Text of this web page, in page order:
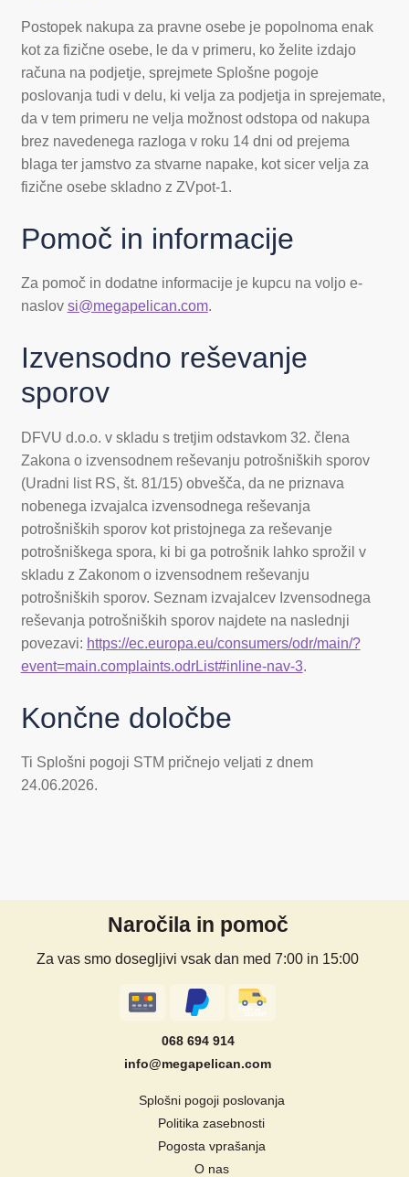
Postopek nakupa za pravne osebe je popolnoma enak
kot za fizične osebe, le da v primeru, ko želite izdajo
računa na podjetje, sprejmete Splošne pogoje
poslovanja tudi v delu, ki velja za podjetja in sprejemate,
da v tem primeru ne velja možnost odstopa od nakupa
brez navedenega razloga v roku 14 dni od prejema
blaga ter jamstvo za stvarne napake, kot sicer velja za
fizične osebe skladno z ZVpot-1.
Pomoč in informacije
Za pomoč in dodatne informacije je kupcu na voljo e-
naslov si@megapelican.com.
Izvensodno reševanje
sporov
DFVU d.o.o. v skladu s tretjim odstavkom 32. člena
Zakona o izvensodnem reševanju potrošniških sporov
(Uradni list RS, št. 81/15) obvešča, da ne priznava
nobenega izvajalca izvensodnega reševanja
potrošniških sporov kot pristojnega za reševanje
potrošniškega spora, ki bi ga potrošnik lahko sprožil v
skladu z Zakonom o izvensodnem reševanju
potrošniških sporov. Seznam izvajalcev Izvensodnega
reševanja potrošniških sporov najdete na naslednji
povezavi: https://ec.europa.eu/consumers/odr/main/?
event=main.complaints.odrList#inline-nav-3.
Končne določbe
Ti Splošni pogoji STM pričnejo veljati z dnem
24.06.2026.
Naročila in pomoč
Za vas smo dosegljivi vsak dan med 7:00 in 15:00
068 694 914
info@megapelican.com
Splošni pogoji poslovanja
Politika zasebnosti
Pogosta vprašanja
O nas